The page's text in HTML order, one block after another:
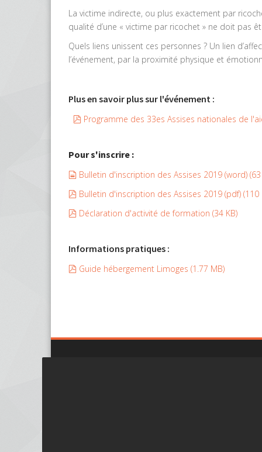
La victime indirecte, ou plus exactement par
qualité d’une « victime par ricochet » ne doit pas
Quels liens unissent ces personnes ? Un lien
l’événement, par la proximité physique et
Plus en savoir plus sur l'événement :
pdf
Programme des 33es Assises nationales de
Pour s'inscrire :
document
Bulletin d'inscription des Assises 2019 (word) (
pdf
Bulletin d'inscription des Assises 2019 (pdf) (110
pdf
Déclaration d'activité de formation (34 KB)
Informations pratiques :
pdf
Guide hébergement Limoges (1.77 MB)